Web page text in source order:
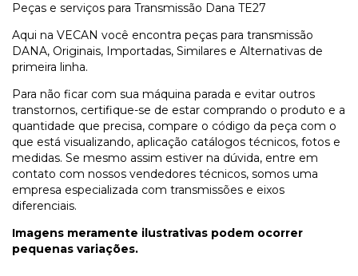
Peças e serviços para Transmissão Dana TE27
Aqui na VECAN você encontra peças para transmissão
DANA, Originais, Importadas, Similares e Alternativas de
primeira linha.
Para não ficar com sua máquina parada e evitar outros
transtornos, certifique-se de estar comprando o produto e a
quantidade que precisa, compare o código da peça com o
que está visualizando, aplicação catálogos técnicos, fotos e
medidas. Se mesmo assim estiver na dúvida, entre em
contato com nossos vendedores técnicos, somos uma
empresa especializada com transmissões e eixos
diferenciais.
Imagens meramente ilustrativas podem ocorrer
pequenas variações.